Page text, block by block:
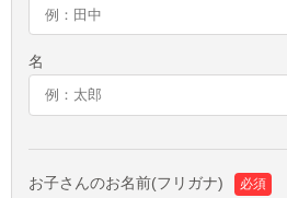
名
お子さんのお名前(フリガナ) 必須